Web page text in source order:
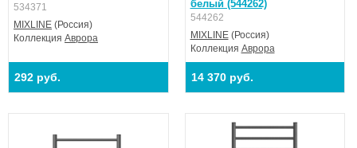
534371
MIXLINE (Россия)
Коллекция Аврора
292 руб.
белый (544262)
544262
MIXLINE(Россия)
Коллекция Аврора
14 370 руб.